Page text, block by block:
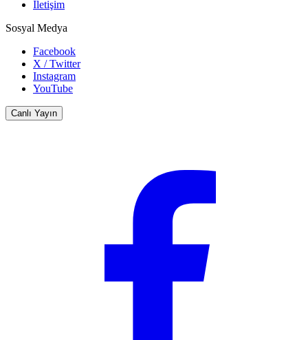
İletişim
Sosyal Medya
Facebook
X / Twitter
Instagram
YouTube
Canlı Yayın